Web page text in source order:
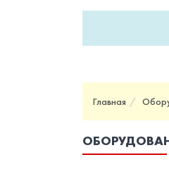
Главная